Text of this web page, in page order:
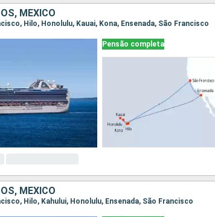
MÉXICO
Hilo, Honolulu, Kauai, Kona, Ensenada, São Francisco
Pensão completa
MÉXICO
Hilo, Kahului, Honolulu, Ensenada, São Francisco